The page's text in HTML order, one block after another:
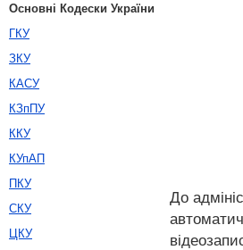
До
Основні Кодески України
ГКУ
ЗКУ
КАСУ
КЗпПУ
ККУ
КУпАП
ПКУ
СКУ
ЦКУ